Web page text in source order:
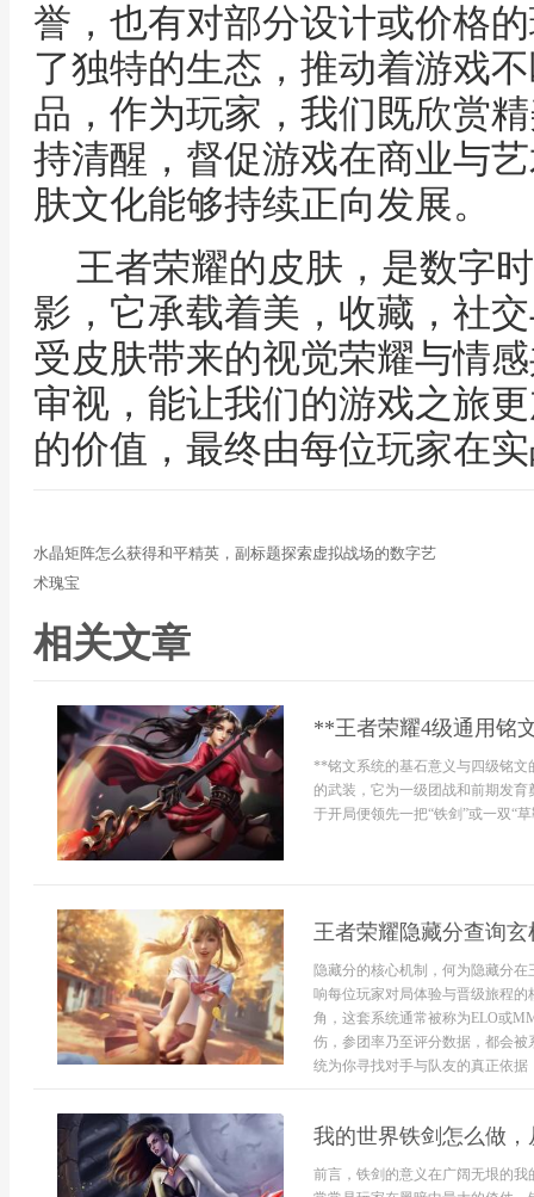
誉，也有对部分设计或价格
了独特的生态，推动着游戏
品，作为玩家，我们既欣赏
持清醒，督促游戏在商业与
肤文化能够持续正向发展。
王者荣耀的皮肤，是数字
影，它承载着美，收藏，社
受皮肤带来的视觉荣耀与情
审视，能让我们的游戏之旅
的价值，最终由每位玩家在
水晶矩阵怎么获得和平精英，副标题探索虚拟战场的数字艺
术瑰宝
相关文章
**王者荣耀4级通用铭
**铭文系统的基石意义与四级铭
的武装，它为一级团战和前期发
于开局便领先一把“铁剑”或一双“
王者荣耀隐藏分查询
隐藏分的核心机制，何为隐藏分
响每位玩家对局体验与晋级旅程
角，这套系统通常被称为ELO或
伤，参团率乃至评分数据，都会
统为你寻找对手与队友的真正依据
我的世界铁剑怎么做
前言，铁剑的意义在广阔无垠的